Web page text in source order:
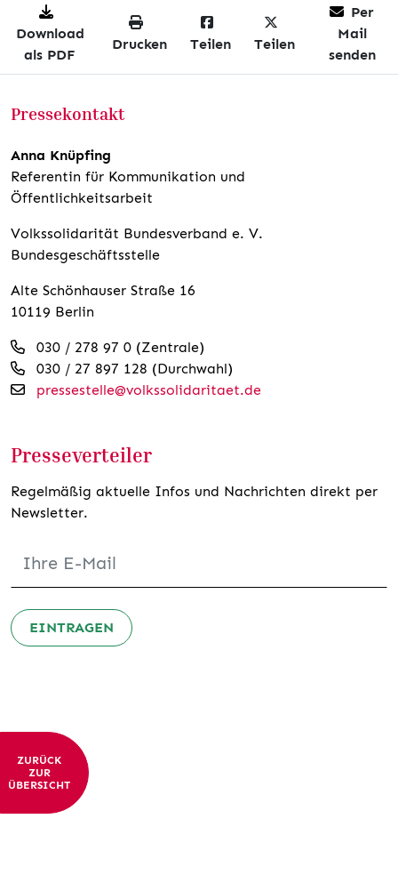
Download
als PDF
Drucken Teilen Teilen
Per
Mail
senden
Pressekontakt
Anna Knüpfing
Referentin für Kommunikation und
Öffentlichkeitsarbeit
Volkssolidarität Bundesverband e. V.
Bundesgeschäftsstelle
Alte Schönhauser Straße 16
10119 Berlin
030 / 278 97 0 (Zentrale)
030 / 27 897 128 (Durchwahl)
pressestelle@volkssolidaritaet.de
Presseverteiler
Regelmäßig aktuelle Infos und Nachrichten direkt per
Newsletter.
EINTRAGEN
ZURÜCK
ZUR
ÜBERSICHT